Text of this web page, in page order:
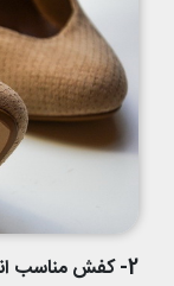
2- کفش مناسب انتخاب کنید